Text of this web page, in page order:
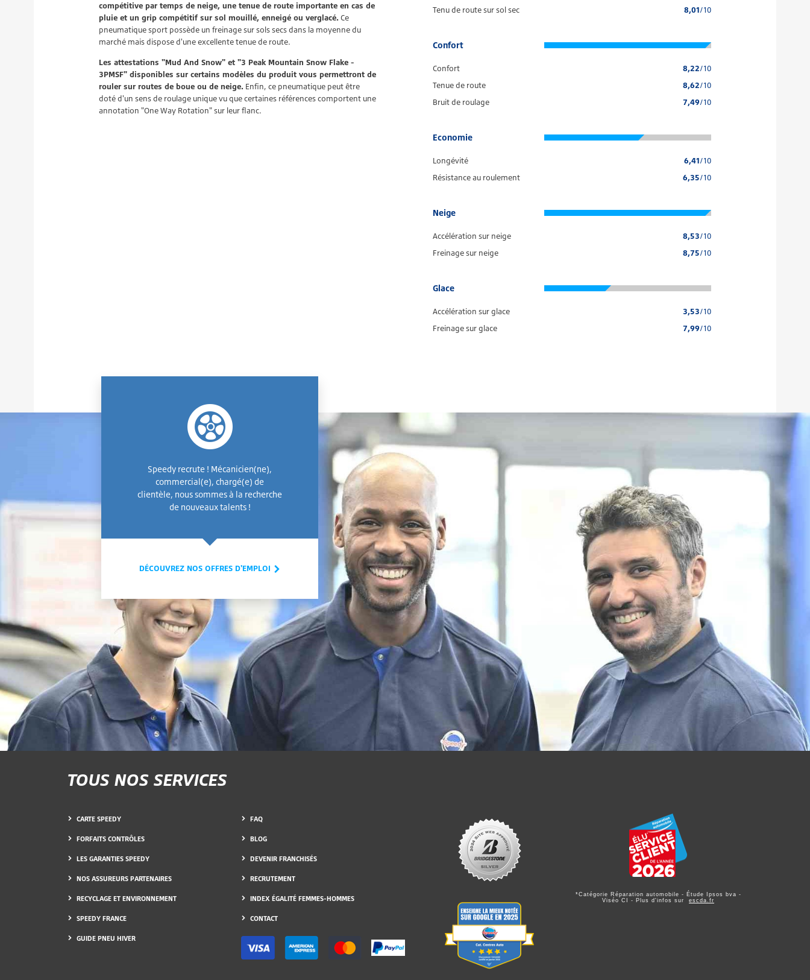
compétitive par temps de neige, une tenue de route importante en cas de
pluie et un grip compétitif sur sol mouillé, enneigé ou verglacé. Ce
pneumatique sport possède un freinage sur sols secs dans la moyenne du
marché mais dispose d'une excellente tenue de route.
Les attestations "Mud And Snow" et "3 Peak Mountain Snow Flake -
3PMSF" disponibles sur certains modèles du produit vous permettront de
rouler sur routes de boue ou de neige. Enfin, ce pneumatique peut être
doté d'un sens de roulage unique vu que certaines références comportent une
annotation "One Way Rotation" sur leur flanc.
Tenu de route sur sol sec
8,01/10
Confort
Confort 8,22/10
Tenue de route
8,62/10
Bruit de roulage
7,49/10
Economie
Longévité 6,41/10
Résistance au roulement
6,35/10
Neige
Accélération sur neige 8,53/10
Freinage sur neige
8,75/10
Glace
Accélération sur glace 3,53/10
Freinage sur glace
7,99/10
Speedy recrute ! Mécanicien(ne),
commercial(e), chargé(e) de
clientèle, nous sommes à la recherche
de nouveaux talents !
DÉCOUVREZ NOS OFFRES D'EMPLOI
TOUS NOS SERVICES
CARTE SPEEDY
FORFAITS CONTRÔLES
LES GARANTIES SPEEDY
NOS ASSUREURS PARTENAIRES
RECYCLAGE ET ENVIRONNEMENT
SPEEDY FRANCE
GUIDE PNEU HIVER
FAQ
BLOG
DEVENIR FRANCHISÉS
RECRUTEMENT
INDEX ÉGALITÉ FEMMES-HOMMES
CONTACT
*Catégorie Réparation automobile - Étude Ipsos bva -
Viséo CI - Plus d'infos sur escda.fr